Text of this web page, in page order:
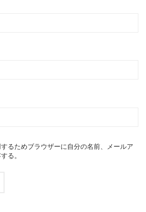
るためブラウザーに自分の名前、メールア
る。